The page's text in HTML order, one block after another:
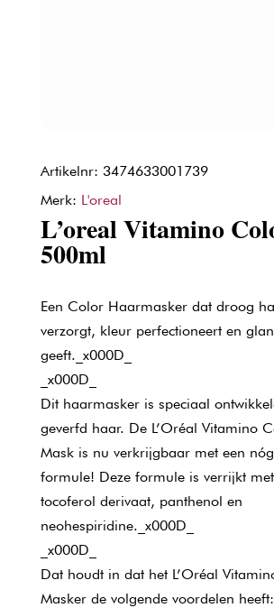
Artikelnr: 3474633001739
Merk: L'oreal
L’oreal Vitamino
500ml
Een Color Haarmasker dat droog
verzorgt, kleur perfectioneert en
geeft._x000D_
_x000D_
Dit haarmasker is speciaal
geverfd haar. De L’Oréal Vitamino
Mask is nu verkrijgbaar met een
formule! Deze formule is verrijkt
tocoferol derivaat, panthenol en
neohespiridine._x000D_
_x000D_
Dat houdt in dat het L’Oréal
Masker de volgende voordelen